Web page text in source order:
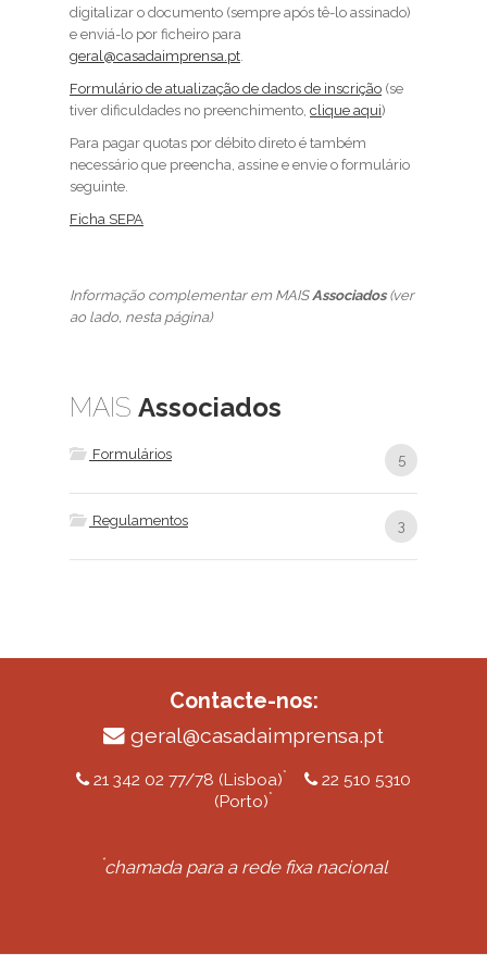
digitalizar o documento (sempre após tê-lo assinado)
e enviá-lo por ficheiro para
geral@casadaimprensa.pt.
Formulário de atualização de dados de inscrição (se
tiver dificuldades no preenchimento, clique aqui)
Para pagar quotas por débito direto é também
necessário que preencha, assine e envie o formulário
seguinte.
Ficha SEPA
Informação complementar em MAISAssociados(ver
ao lado, nesta página)
MAIS Associados
Formulários 5
Regulamentos 3
Contacte-nos:
geral@casadaimprensa.pt
21 342 02 77/78 (Lisboa)*
22 510 5310
(Porto)*
*chamada para a rede fixa nacional